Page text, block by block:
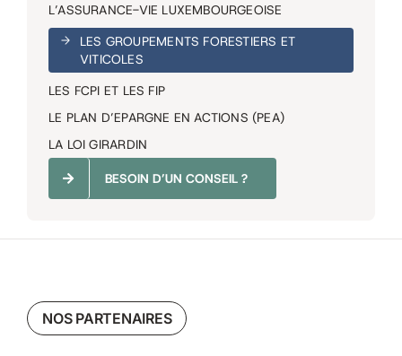
L’ASSURANCE-VIE LUXEMBOURGEOISE
LES GROUPEMENTS FORESTIERS ET
VITICOLES
LES FCPI ET LES FIP
LE PLAN D’EPARGNE EN ACTIONS (PEA)
LA LOI GIRARDIN
BESOIN D’UN CONSEIL ?
NOS PARTENAIRES